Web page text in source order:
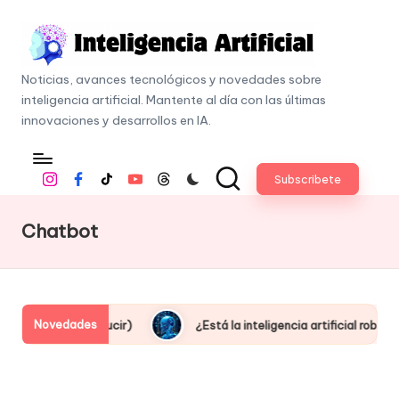
content
I
n
t
e
e
n
c
a
A
Noticias, avances tecnológicos y novedades sobre
inteligencia artificial. Mantente al día con las últimas
innovaciones y desarrollos en IA.
InstagramFacebookTiktokYoutubeThreads Subscribete
Chatbot
Novedades
la inteligencia artificial robando empleos o creando nuevas